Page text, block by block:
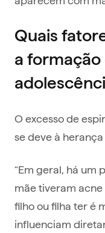
Quais
a formação
O excesso de
se deve à
“Em geral, há um
mãe tiveram
filho ou filha ter é
influenciam